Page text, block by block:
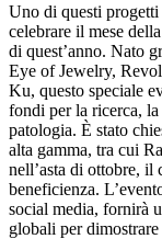
Uno di questi
celebrare il mese
di quest’anno. Nato
Eye of Jewelry,
Ku, questo speciale
fondi per la ricerca,
patologia. È stato
alta gamma, tra cui
nell’asta di ottobre,
beneficienza.
social media, fornirà
globali per